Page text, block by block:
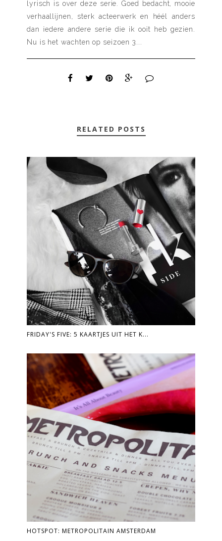
lyrisch is over deze serie. Goed bedacht, mooie
verhaallijnen, sterk acteerwerk en héél anders
dan iedere andere serie die ik ooit heb gezien.
Nu is het wachten op seizoen 3...
RELATED POSTS
FRIDAY'S FIVE: 5 KAARTJES UIT HET K...
HOTSPOT: METROPOLITAIN AMSTERDAM